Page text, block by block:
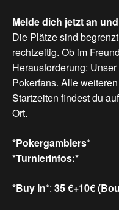
Meldedich jetztan und
Die Plätze sind
rechtzeitig. Ob im
Herausforderung:
Pokerfans. Alle
Startzeiten findest du
Ort.
*Pokergamblers*
*Turnierinfos:*
*Buy In*: 35 €+10€